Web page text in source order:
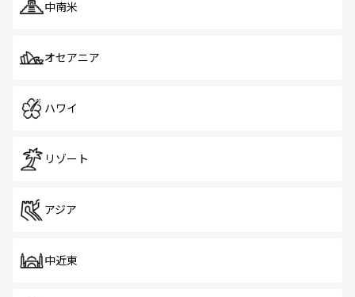
中南米
オセアニア
ハワイ
リゾート
アジア
中近東